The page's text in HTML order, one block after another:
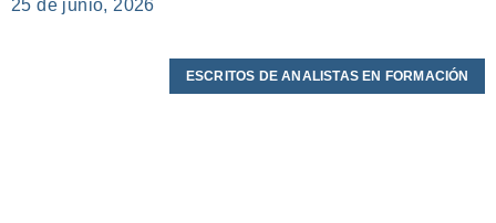
25 de junio, 2026
ESCRITOS DE ANALISTAS EN FORMACIÓN